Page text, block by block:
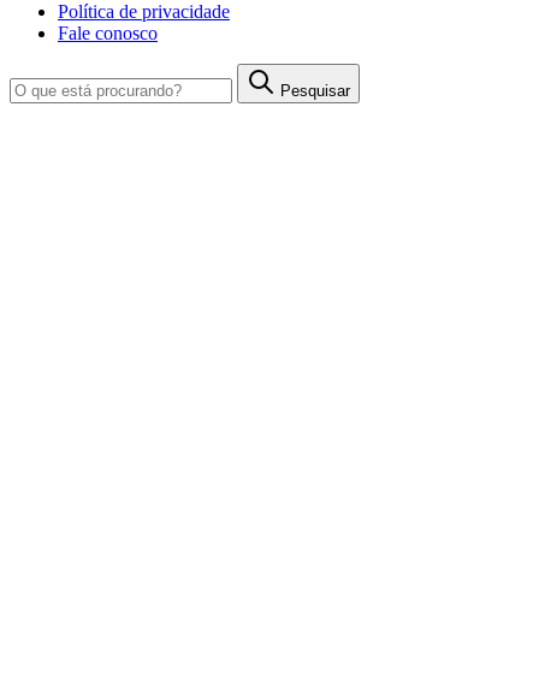
Política de privacidade
Fale conosco
Pesquisar